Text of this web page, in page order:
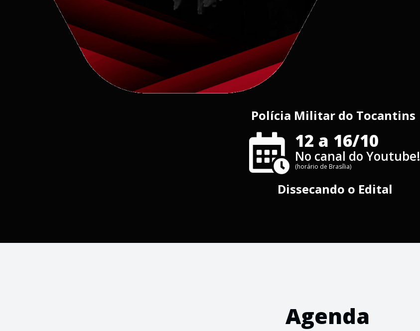
Polícia Militar do Tocantins
12 a 16/10
No canal do Youtube!
(horário de Brasília)
Dissecando o Edital
Agenda